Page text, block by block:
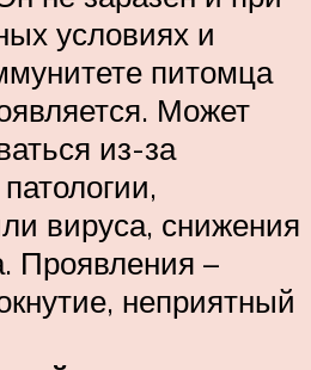
условиях и
питомца
Может
из-за
вируса, снижения
Проявления –
неприятный